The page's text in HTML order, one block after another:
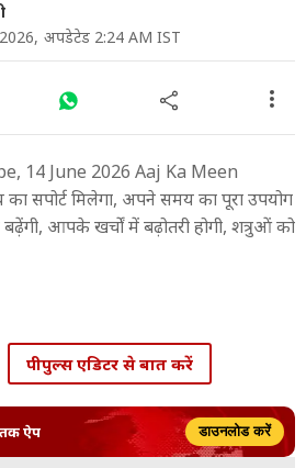
अपडेटेड 2:24 AM IST
14 June 2026 Aaj Ka Meen
सपोर्ट मिलेगा, अपने समय का पूरा उपयोग
आपके खर्चों में बढ़ोतरी होगी, शत्रुओं को
पीपुल्स एडिटर से बात करें
ऐप डाउनलोड करें